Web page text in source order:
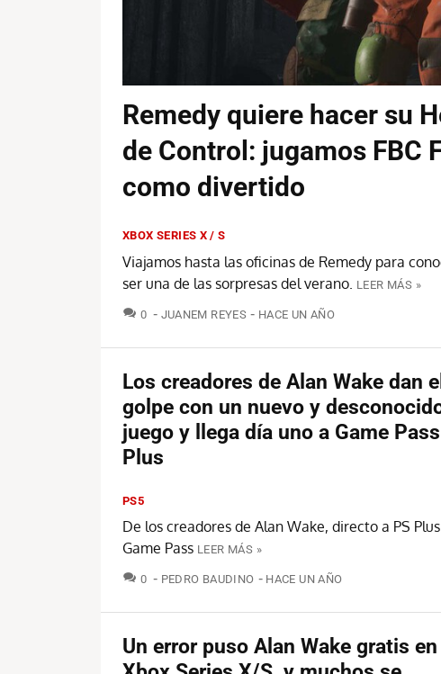
Remedy quiere hacer su
de Control: jugamos FBC
como divertido
XBOX SERIES X / S
Viajamos hasta las oficinas de Remedy para
ser una de las sorpresas del verano. LEER MÁS »
0 COMENTARIOS
JUANEM REYES HACE UN AÑO
Los creadores de Alan Wake dan el
golpe con un nuevo y
juego y llega día uno a Game
Plus
PS5
De los creadores de Alan Wake, directo a PS
Game Pass LEER MÁS »
0 COMENTARIOS
PEDRO BAUDINO HACE UN AÑO
Un error puso Alan Wake gratis en